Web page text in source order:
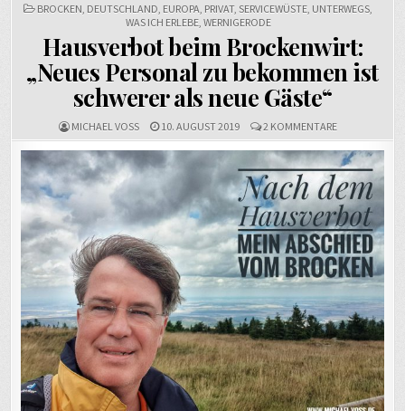
POSTED
BROCKEN, DEUTSCHLAND, EUROPA, PRIVAT, SERVICEWÜSTE, UNTERWEGS,
WAS ICH ERLEBE, WERNIGERODE
Hausverbot beim Brockenwirt:
„Neues Personal zu bekommen ist
schwerer als neue Gäste“
MICHAEL VOSS 10. AUGUST 2019 2 KOMMENTAREZU
HAUSVERBOT
BEIM
„NEUES
PERSONAL
ZU
BEKOMMEN
IST
SCHWERER
ALS
NEUE
GÄSTE“